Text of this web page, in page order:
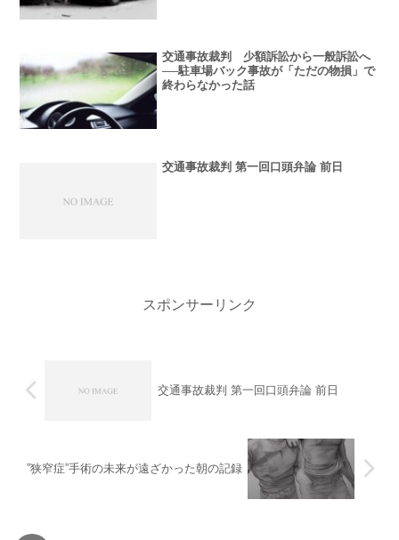
交通事故裁判 少額訴訟から一般訴訟へ
──駐車場バック事故が「ただの物損」で
終わらなかった話
交通事故裁判 第一回口頭弁論 前日
スポンサーリンク
交通事故裁判 第一回口頭弁論 前日
”狭窄症”手術の未来が遠ざかった朝の記録